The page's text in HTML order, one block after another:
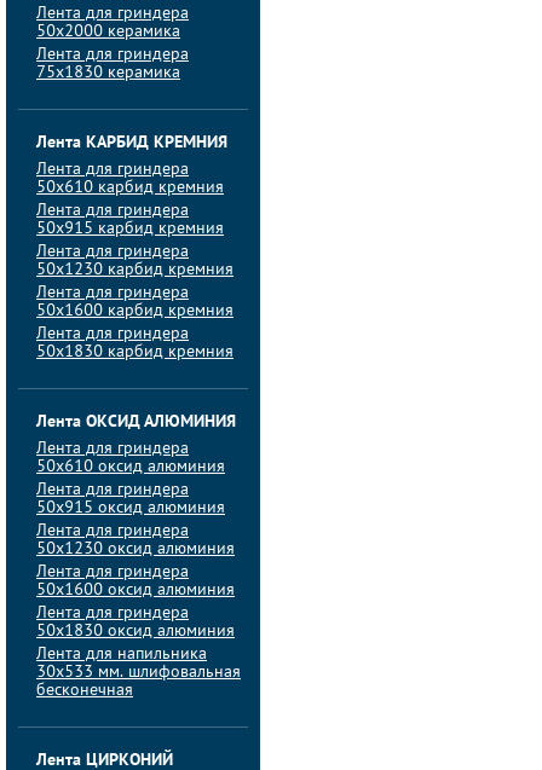
Лента для гриндера
50х2000 керамика
Лента для гриндера
75х1830 керамика
Лента КАРБИД КРЕМНИЯ
Лента для гриндера
50х610 карбид кремния
Лента для гриндера
50х915 карбид кремния
Лента для гриндера
50х1230 карбид кремния
Лента для гриндера
50х1600 карбид кремния
Лента для гриндера
50х1830 карбид кремния
Лента ОКСИД АЛЮМИНИЯ
Лента для гриндера
50х610 оксид алюминия
Лента для гриндера
50х915 оксид алюминия
Лента для гриндера
50х1230 оксид алюминия
Лента для гриндера
50х1600 оксид алюминия
Лента для гриндера
50х1830 оксид алюминия
Лента для напильника
30х533 мм. шлифовальная
бесконечная
Лента ЦИРКОНИЙ